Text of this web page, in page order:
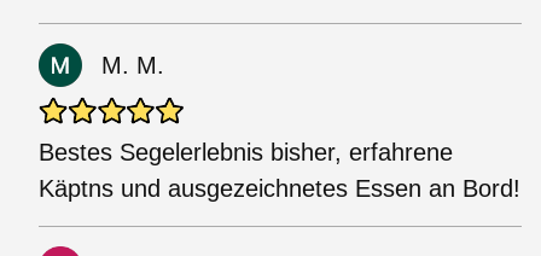
M. M.
Bestes Segelerlebnis bisher, erfahrene
Käptns und ausgezeichnetes Essen an Bord!